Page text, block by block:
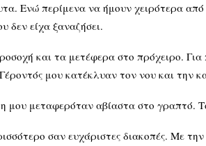
Ενώ περίμενα να ήμουν χειρότερα
δεν είχα ξαναζήσει.
και τα μετέφερα στο πρόχειρο. Για
μου κατέκλυαν τον νου και την
μου μεταφερόταν αβίαστα στο γραπτό.
σαν ευχάριστες διακοπές. Με